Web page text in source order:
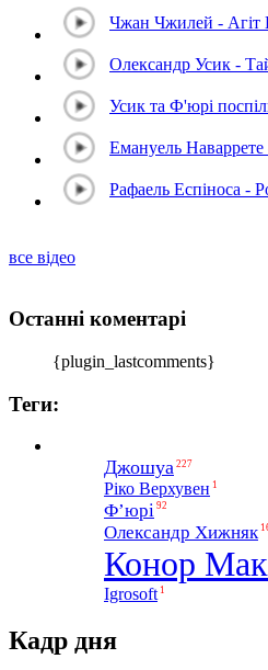
Чжан Чжилей - Агіт
Олександр Усик -
Усик та Ф'юрі
Емануель
Рафаель Еспіноса -
все відео
Останні коментарі
{plugin_lastcomments}
Теги:
Джошуа 227
Ріко Верхувен 1
Ф’юрі 92
Олександр Хижняк
Конор
Igrosoft 1
Кадр дня